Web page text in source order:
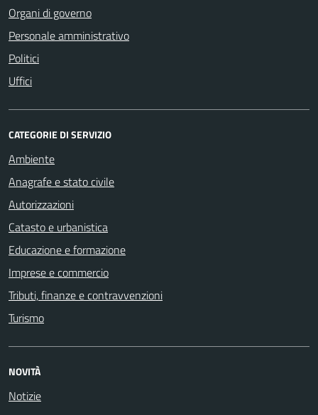
Organi di governo
Personale amministrativo
Politici
Uffici
CATEGORIE DI SERVIZIO
Ambiente
Anagrafe e stato civile
Autorizzazioni
Catasto e urbanistica
Educazione e formazione
Imprese e commercio
Tributi, finanze e contravvenzioni
Turismo
NOVITÀ
Notizie